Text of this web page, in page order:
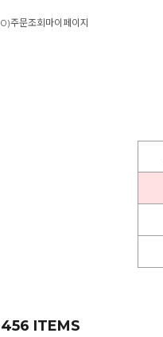
0)주문조회마이페이지
456 ITEMS